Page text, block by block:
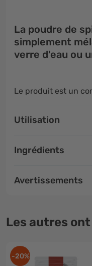
La poudre de
simplement
verre d'eau ou
Le produit est un
Utilisation
Ingrédients
Avertissements
Les autres
-20%